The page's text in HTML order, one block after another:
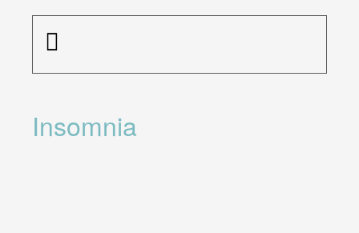
Insomnia